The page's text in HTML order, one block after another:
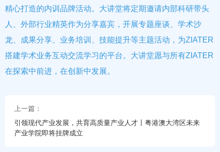
精心打造的内训品牌活动。大讲堂将定期邀请内部科研带头
人、外部行业精英作为分享嘉宾，开展专题座谈、学术沙
龙、成果分享、业务培训、技能提升等主题活动，为ZIATER
搭建学术业务互动交流学习的平台。大讲堂愿与所有ZIATER
在探索中前进，在创新中发展。
上一篇：
引领现代产业发展，共育高质量产业人才丨粤港澳大湾区未来
产业学院即将挂牌成立